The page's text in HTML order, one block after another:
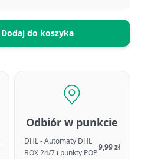
Dodaj do koszyka
Odbiór w punkcie
DHL - Automaty DHL
BOX 24/7 i punkty POP
9,99 zł